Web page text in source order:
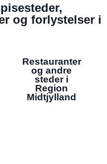
og forlystelser i
Restauranter
og andre
steder i
Region
Midtjylland